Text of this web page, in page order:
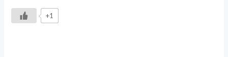
+1